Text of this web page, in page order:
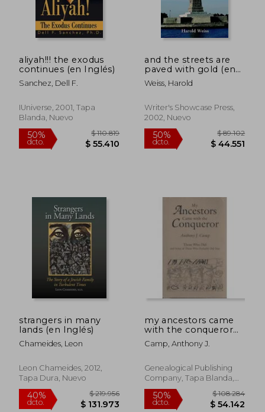
50% $ 107.679 40%
40%
dcto.
50%
dcto.
aliyah!!! the exodus
continues (en Inglés)
Sanchez, Dell F.
IUniverse, 2001, Tapa
Blanda, Nuevo
and the streets are
paved with gold (en
Inglés)
Weiss, Harold
Writer's Showcase Press,
2002, Nuevo
strangers in many
lands (en Inglés)
Chameides, Leon
Leon Chameides, 2012,
Tapa Dura, Nuevo
my ancestors came
with the conqueror
(en Inglés)
Camp, Anthony J.
Genealogical Publishing
Company, Tapa Blanda,
Nuevo